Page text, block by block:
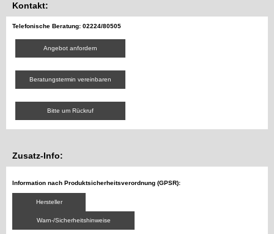
Kontakt:
Telefonische Beratung: 02224/80505
Angebot anfordern
Beratungstermin vereinbaren
Bitte um Rückruf
Zusatz-Info:
Information nach Produktsicherheitsverordnung (GPSR):
Hersteller
Warn-/Sicherheitshinweise